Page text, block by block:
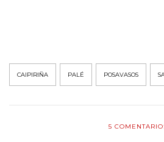
CAIPIRIÑA PALÉ POSAVASOS
5